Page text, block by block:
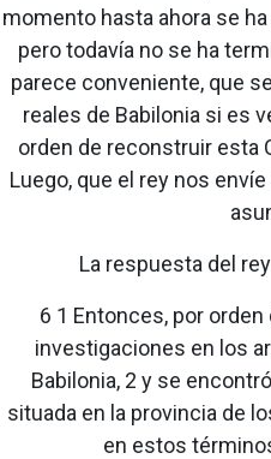
momento hasta ahora se
pero todavía no se ha
parece conveniente, que
reales de Babilonia si es
orden de reconstruir esta
Luego, que el rey nos
La respuesta del
6 1 Entonces, por
investigaciones en los
Babilonia, 2 y se
situada en la provincia de
en estos